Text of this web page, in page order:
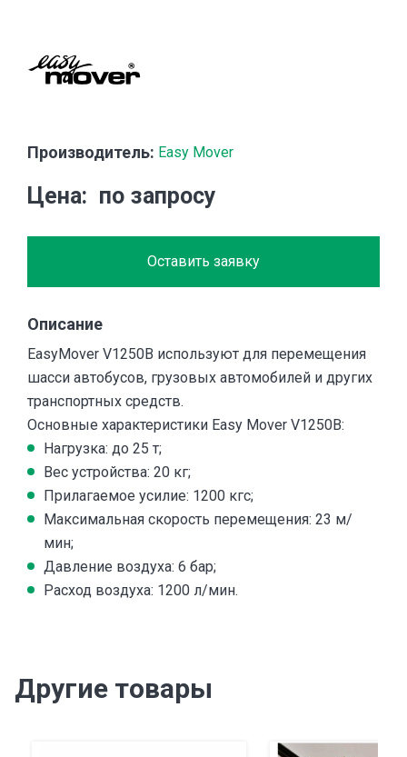
Производитель: Easy Mover
Цена по запросу
Оставить заявку
Описание
EasyMover V1250B используют для перемещения
шасси автобусов, грузовых автомобилей и других
транспортных средств.
Основные характеристики Easy Mover V1250B:
Нагрузка: до 25 т;
Вес устройства: 20 кг;
Прилагаемое усилие: 1200 кгс;
Максимальная скорость перемещения: 23 м/
мин;
Давление воздуха: 6 бар;
Расход воздуха: 1200 л/мин.
Другие товары